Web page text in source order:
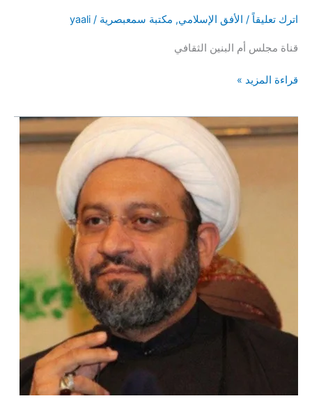
اترك تعليقاً / الأفق الإسلامي, مكتبة سمعبصرية /
yaali
قناة مجلس أم البنين الثقافي
أُمْسِيَةٌ
مُصطَفَى)
1442هـ
قراءة المزيد »